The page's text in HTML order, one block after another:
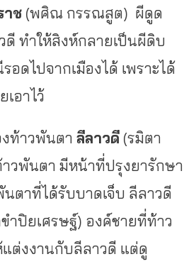
าช(พศิณ กรรณสูต) ผีดูด
ดี ทำให้สิงห์กลายเป็นผีดิบ
ดไปจากเมืองได้ เพราะได้
อาไว้
ท้าวพันตา ลีลาวดี(รมิตา
วพันตา มีหน้าที่ปรุงยารักษา
ตาที่ได้รับบาดเจ็บ ลีลาวดี
ำปิยเศรษฐ์) องค์ชายที่ท้าว
ต่งงานกับลีลาวดี แต่ดู